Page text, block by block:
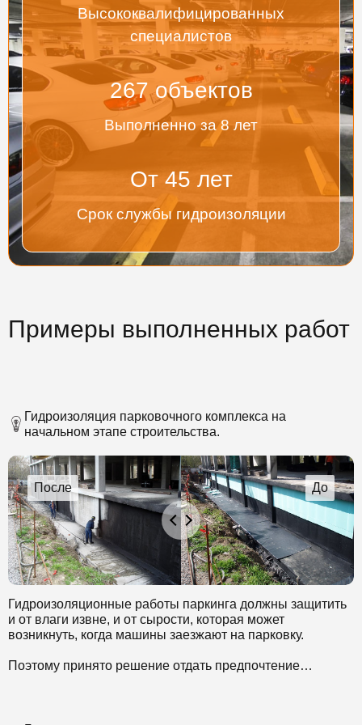
Высококвалифицированных
специалистов
267объектов
Выполненно за 8 лет
От45 лет
Срок службы гидроизоляции
Примеры выполненных работ
Гидроизоляция парковочного комплекса на
начальном этапе строительства.
Гидроизоляционные работы паркинга должны защитить
и от влаги извне, и от сырости, которая может
возникнуть, когда машины заезжают на парковку.
Поэтому принято решение отдать предпочтение